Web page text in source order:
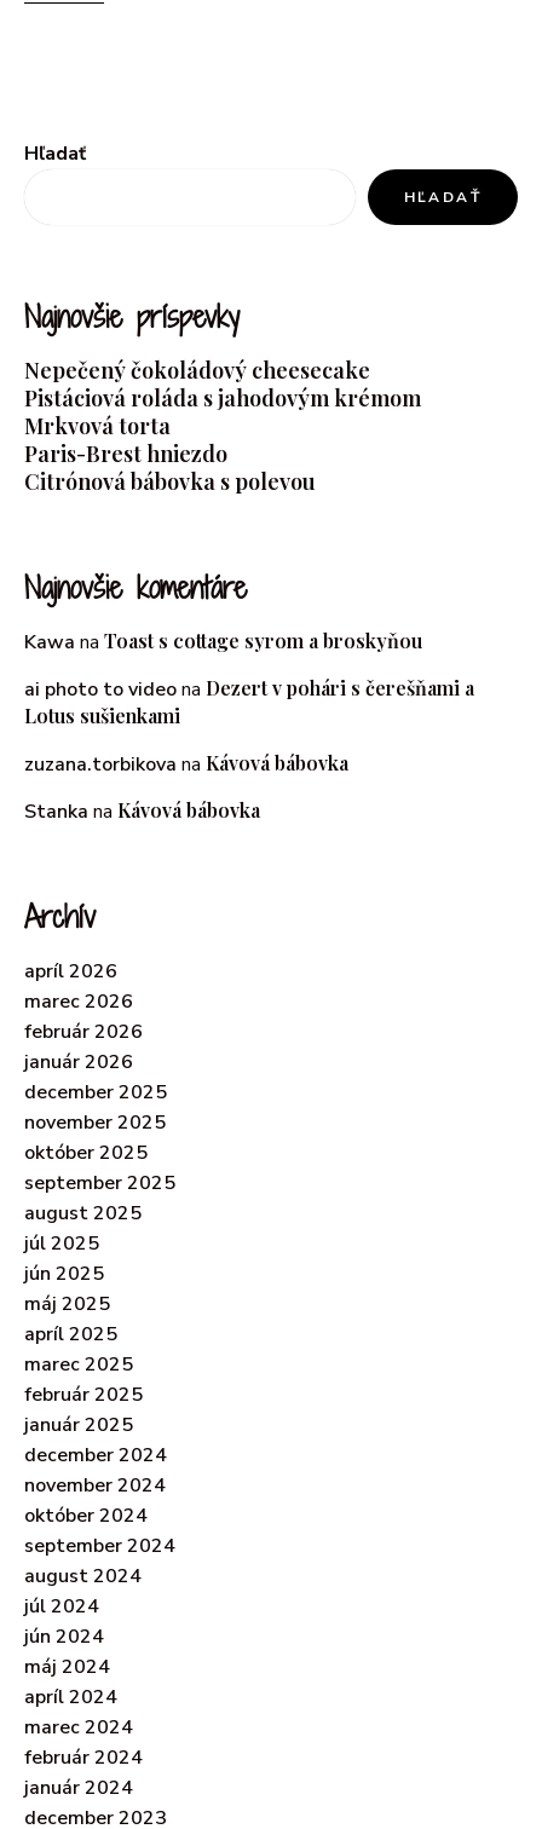
Hľadať
HĽADAŤ
Najnovšie príspevky
Nepečený čokoládový cheesecake
Pistáciová roláda s jahodovým krémom
Mrkvová torta
Paris-Brest hniezdo
Citrónová bábovka s polevou
Najnovšie komentáre
Kawa na Toast s cottage syrom a broskyňou
ai photo to videona Dezert v pohári s čerešňami a
Lotus sušienkami
zuzana.torbikova na Kávová bábovka
Stanka na Kávová bábovka
Archív
apríl 2026
marec 2026
február 2026
január 2026
december 2025
november 2025
október 2025
september 2025
august 2025
júl 2025
jún 2025
máj 2025
apríl 2025
marec 2025
február 2025
január 2025
december 2024
november 2024
október 2024
september 2024
august 2024
júl 2024
jún 2024
máj 2024
apríl 2024
marec 2024
február 2024
január 2024
december 2023